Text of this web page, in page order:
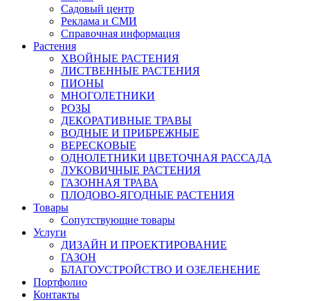
Садовый центр
Реклама и СМИ
Справочная информация
Растения
ХВОЙНЫЕ РАСТЕНИЯ
ЛИСТВЕННЫЕ РАСТЕНИЯ
ПИОНЫ
МНОГОЛЕТНИКИ
РОЗЫ
ДЕКОРАТИВНЫЕ ТРАВЫ
ВОДНЫЕ И ПРИБРЕЖНЫЕ
ВЕРЕСКОВЫЕ
ОДНОЛЕТНИКИ ЦВЕТОЧНАЯ РАССАДА
ЛУКОВИЧНЫЕ РАСТЕНИЯ
ГАЗОННАЯ ТРАВА
ПЛОДОВО-ЯГОДНЫЕ РАСТЕНИЯ
Товары
Сопутствующие товары
Услуги
ДИЗАЙН И ПРОЕКТИРОВАНИЕ
ГАЗОН
БЛАГОУСТРОЙСТВО И ОЗЕЛЕНЕНИЕ
Портфолио
Контакты